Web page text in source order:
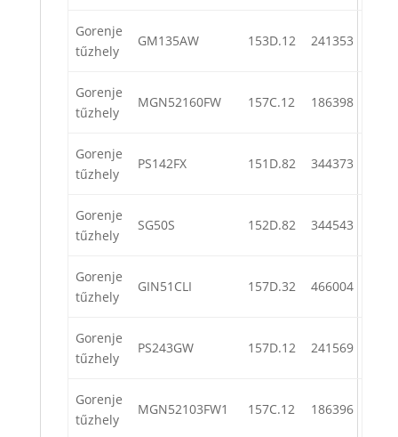
Gorenje
tűzhely
GM135AW 153D.12 241353
Gorenje
tűzhely
MGN52160FW 157C.12 186398
Gorenje
tűzhely
PS142FX 151D.82 344373
Gorenje
tűzhely
SG50S 152D.82 344543
Gorenje
tűzhely
GIN51CLI 157D.32 466004
Gorenje
tűzhely
PS243GW 157D.12 241569
Gorenje
tűzhely
MGN52103FW1 157C.12 186396